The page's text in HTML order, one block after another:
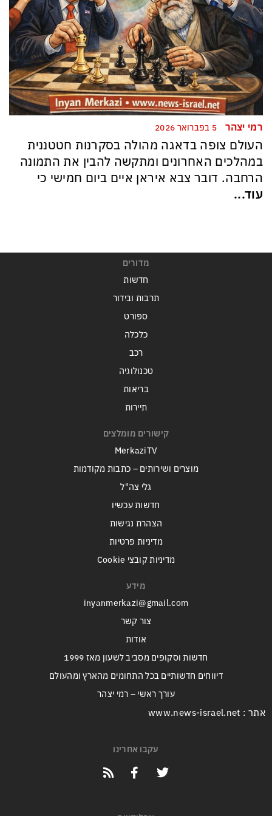
רמי יצהר
העולם צופה בדאגה מהולה בסקרנות חטטננית
במהלכים האחרונים ומתקשה להבין את התמונה
הרחבה. דובר צבא איראן איים ביום חמישי כי
עוד...
מדורים
חדשות
תרבות ובידור
ספורט
כלכלה
רכב
טכנולוגיה
בריאות
תיירות
קישורים מומלצים
MerkaziTV
מוצרים ושירותים – כתבות מקודמות
גלי צה"ל
חדשות עכשיו
הצהרת נגישות
מדיניות פרטיות
מדיניות קובצי Cookie
מידע
inyanmerkazi@gmail.com
צור קשר
אודות
חדשות וסקופים מסביב לשעון מאז 1999
דיווחים חדשותיים בכל התחומים מהארץ ומהעולם
עורך ראשי – רמי יצהר
אתר : www.news-israel.net
עקבו אחרינו